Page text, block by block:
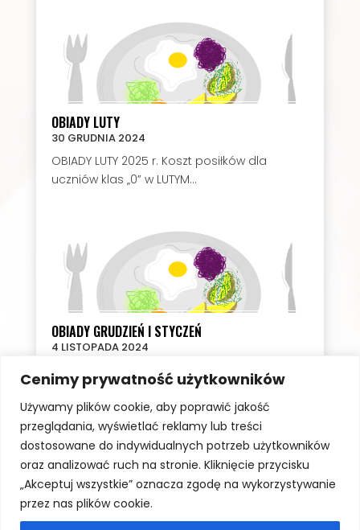
Cenimy prywatność użytkowników
Używamy plików cookie, aby poprawić jakość
przeglądania, wyświetlać reklamy lub treści
dostosowane do indywidualnych potrzeb użytkowników
oraz analizować ruch na stronie. Kliknięcie przycisku
„Akceptuj wszystkie” oznacza zgodę na wykorzystywanie
przez nas plików cookie.
OBIADY LUTY
30 GRUDNIA 2024
OBIADY LUTY 2025 r. Koszt posiłków dla
uczniów klas „0” w LUTYM...
OBIADY GRUDZIEŃ I STYCZEŃ
4 LISTOPADA 2024
OBIADY GRUDZIEŃ 2024 r.Koszt posiłków dla
uczniów klas „0” w GRUDNIU 2024...